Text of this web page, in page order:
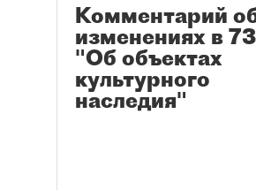
Комментарий
изменениях в
"Об объектах
культурного
наследия"